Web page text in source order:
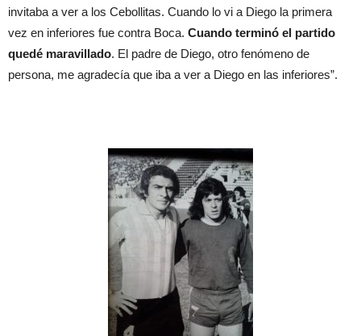
invitaba a ver a los Cebollitas. Cuando lo vi a Diego la primera
vez en inferiores fue contra Boca. Cuando terminó el partido
quedé maravillado. El padre de Diego, otro fenómeno de
persona, me agradecía que iba a ver a Diego en las inferiores”.